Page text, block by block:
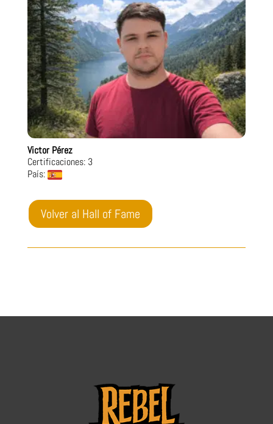
Victor Pérez
Certificaciones: 3
País:
Volver al Hall of Fame